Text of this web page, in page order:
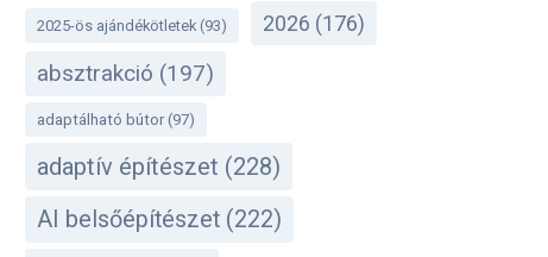
2025-ös ajándékötletek(93) 2026 (176)
absztrakció (197)
adaptálható bútor(97)
adaptív építészet (228)
AI belsőépítészet(222)